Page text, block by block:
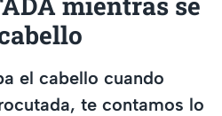
el cabello cuando
te contamos lo